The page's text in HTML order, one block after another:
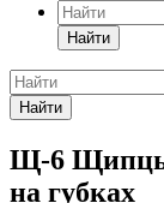
Найти
Найти
Щ-6 Щипцы
на губках